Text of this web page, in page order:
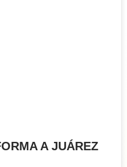
A JUÁREZ